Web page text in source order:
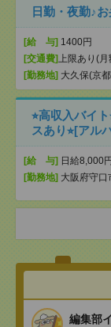
日勤・夜勤♪
[給 与] 1400円
[交通費] 上限あり(
[勤務地] 大久保(京
⭐︎高収入バイ
スあり⭐︎[アル
[給 与] 日給8,000
[勤務地] 大阪府守口
編集部